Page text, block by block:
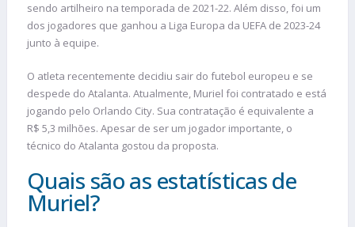
sendo artilheiro na temporada de 2021-22. Além disso, foi um
dos jogadores que ganhou a Liga Europa da UEFA de 2023-24
junto à equipe.
O atleta recentemente decidiu sair do futebol europeu e se
despede do Atalanta. Atualmente, Muriel foi contratado e está
jogando pelo Orlando City. Sua contratação é equivalente a
R$ 5,3 milhões. Apesar de ser um jogador importante, o
técnico do Atalanta gostou da proposta.
Quais são as estatísticas de
Muriel?